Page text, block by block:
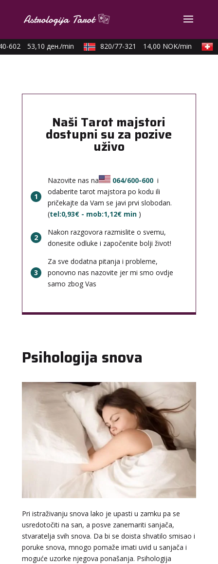
602 53,10 ден./min 820/77-321 14,00 NOK/min
Naši Tarot majstori
dostupni su za pozive
uživo
1
Nazovite nas na 064/600-600 i
odaberite tarot majstora po kodu ili
pričekajte da Vam se javi prvi slobodan.
(tel:0,93€ - mob:1,12€ min )
2
Nakon razgovora razmislite o svemu,
donesite odluke i započenite bolji život!
3
Za sve dodatna pitanja i probleme,
ponovno nas nazovite jer mi smo ovdje
samo zbog Vas
Psihologija snova
Pri istraživanju snova lako je upasti u zamku pa se
usredotočiti na san, a posve zanemariti sanjača,
stvaratelja svih snova. Da bi se doista shvatilo smisao i
poruke snova, mnogo pomaže imati uvid u sanjača i
moguće uzorke njegova ponašanja. Psihologija